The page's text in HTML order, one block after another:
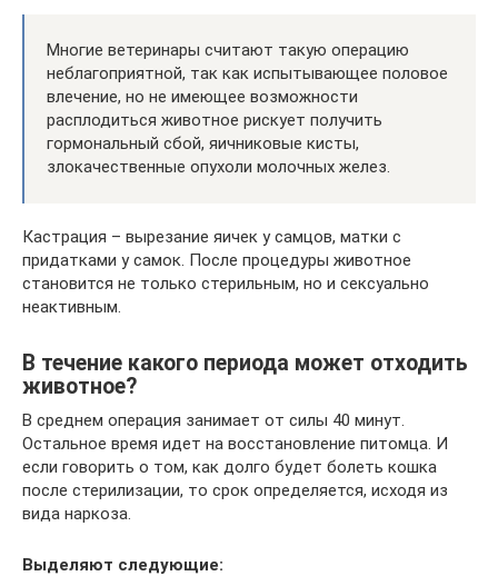
Многие ветеринары считают такую операцию
неблагоприятной, так как испытывающее половое
влечение, но не имеющее возможности
расплодиться животное рискует получить
гормональный сбой, яичниковые кисты,
злокачественные опухоли молочных желез.
Кастрация – вырезание яичек у самцов, матки с
придатками у самок. После процедуры животное
становится не только стерильным, но и сексуально
неактивным.
В течение какого периода может отходить
животное?
В среднем операция занимает от силы 40 минут.
Остальное время идет на восстановление питомца. И
если говорить о том, как долго будет болеть кошка
после стерилизации, то срок определяется, исходя из
вида наркоза.
Выделяют следующие: